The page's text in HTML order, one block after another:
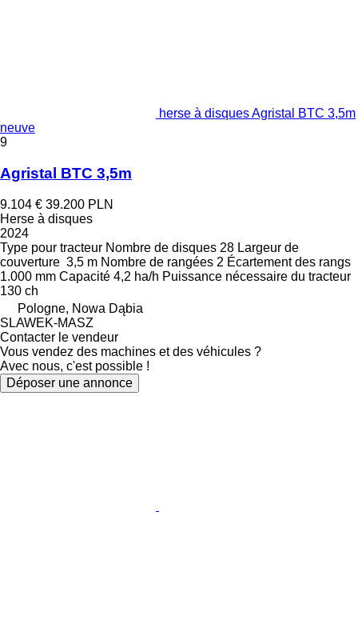
herse à disques Agristal BTC 3,5m
neuve
9
Agristal BTC 3,5m
9.104 € 39.200 PLN
Herse à disques
2024
Type pour tracteur Nombre de disques 28 Largeur de
couverture 3,5 m Nombre de rangées 2 Écartement des rangs
1.000 mm Capacité 4,2 ha/h Puissance nécessaire du tracteur
130 ch
Pologne, Nowa Dąbia
SLAWEK-MASZ
Contacter le vendeur
Vous vendez des machines et des véhicules ?
Avec nous, c'est possible !
Déposer une annonce